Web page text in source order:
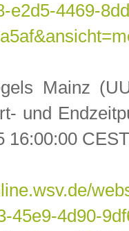
e2d5-4469-
Mainz
und
16:00:00
45e9-